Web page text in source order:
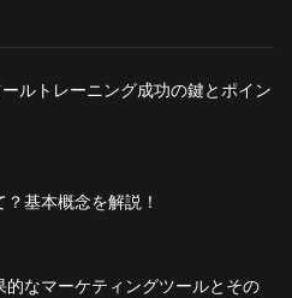
ルトレーニング成功の鍵とポイン
基本概念を解説！
なマーケティングツールとその